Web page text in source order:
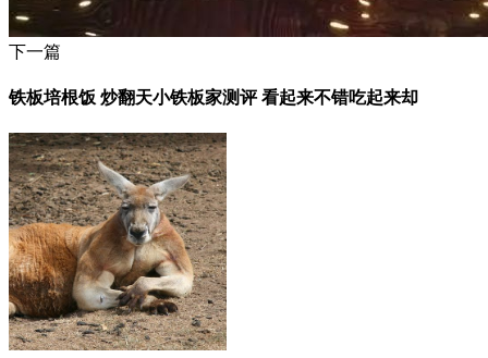
下一篇
铁板培根饭 炒翻天小铁板家测评 看起来不错吃起来却